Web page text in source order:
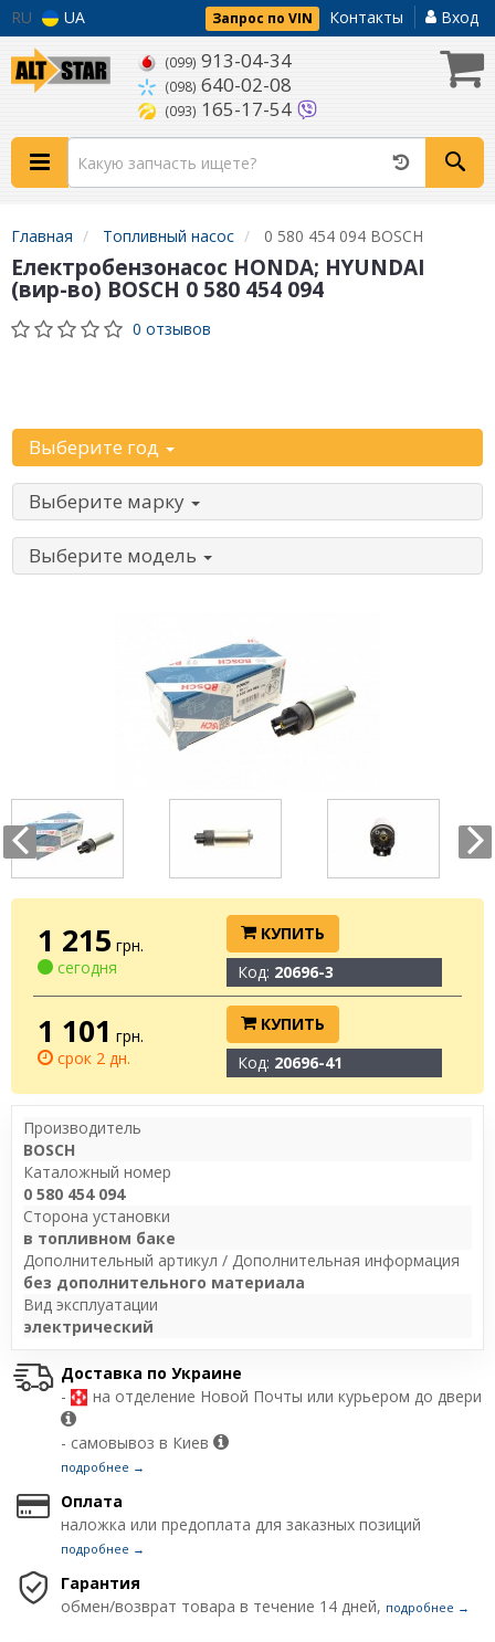
RU UA Запрос по VIN Контакты Вход
(099) 913-04-34
(098) 640-02-08
(093) 165-17-54
Главная Топливный насос 0 580 454 094 BOSCH
Електробензонасос HONDA; HYUNDAI
(вир-во) BOSCH 0 580 454 094
0 отзывов
Выберите год
Выберите марку
Выберите модель
1 215 грн.
сегодня
КУПИТЬ
Код: 20696-3
1 101 грн.
срок 2 дн.
КУПИТЬ
Код: 20696-41
Производитель
BOSCH
Каталожный номер
0 580 454 094
Сторона установки
в топливном баке
Дополнительный артикул / Дополнительная информация
без дополнительного материала
Вид эксплуатации
электрический
Доставка по Украине
-
на отделение Новой Почты или курьером до двери
- самовывоз в Киев
подробнее →
Оплата
наложка или предоплата для заказных позиций
подробнее →
Гарантия
обмен/возврат товара в течение 14 дней, подробнее →